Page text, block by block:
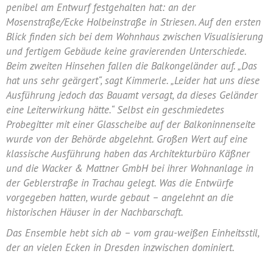
penibel am Entwurf festgehalten hat: an der
Mosenstraße/Ecke Holbeinstraße in Striesen. Auf den ersten
Blick finden sich bei dem Wohnhaus zwischen Visualisierung
und fertigem Gebäude keine gravierenden Unterschiede.
Beim zweiten Hinsehen fallen die Balkongeländer auf. „Das
hat uns sehr geärgert“, sagt Kimmerle. „Leider hat uns diese
Ausführung jedoch das Bauamt versagt, da dieses Geländer
eine Leiterwirkung hätte.“ Selbst ein geschmiedetes
Probegitter mit einer Glasscheibe auf der Balkoninnenseite
wurde von der Behörde abgelehnt. Großen Wert auf eine
klassische Ausführung haben das Architekturbüro Käßner
und die Wacker & Mattner GmbH bei ihrer Wohnanlage in
der Geblerstraße in Trachau gelegt. Was die Entwürfe
vorgegeben hatten, wurde gebaut – angelehnt an die
historischen Häuser in der Nachbarschaft.
Das Ensemble hebt sich ab – vom grau-weißen Einheitsstil,
der an vielen Ecken in Dresden inzwischen dominiert.